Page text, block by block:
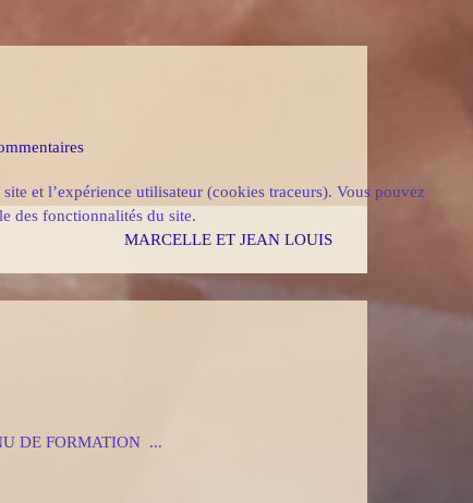
MARCELLE ET JEAN LOUIS
DE FORMATION ...
et l’expérience utilisateur (cookies traceurs). Vous pouvez
des fonctionnalités du site.